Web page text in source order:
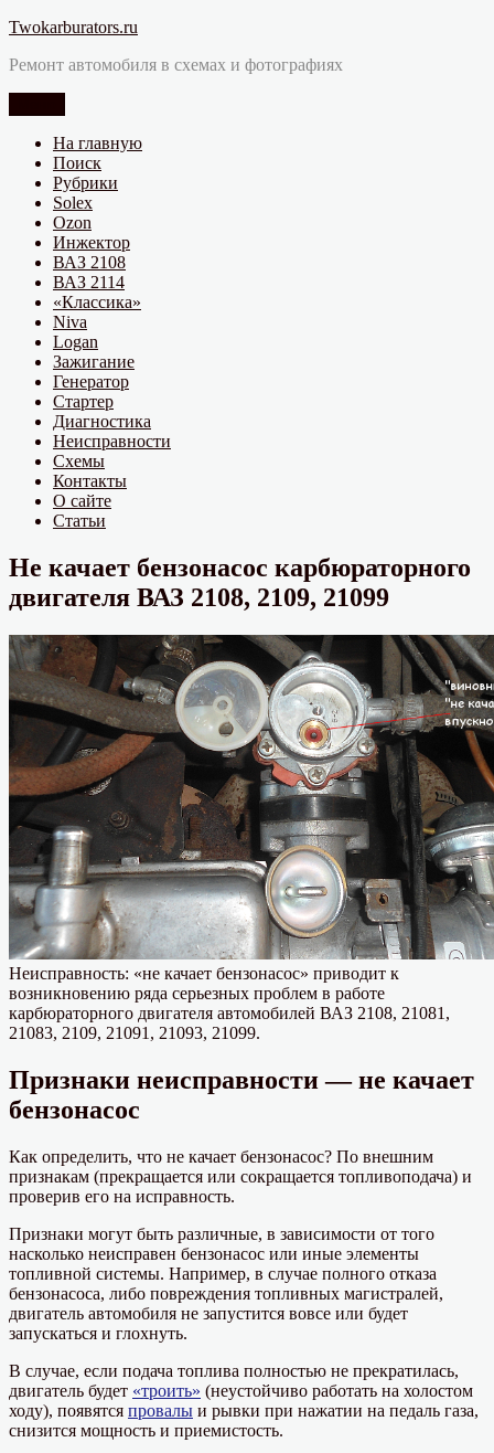
Перейти
содержимому
Twokarburators.ru
Ремонт автомобиля в схемах и фотографиях
На главную
Поиск
Рубрики
Solex
Ozon
Инжектор
ВАЗ 2108
ВАЗ 2114
«Классика»
Niva
Logan
Зажигание
Генератор
Стартер
Диагностика
Неисправности
Схемы
Контакты
О сайте
Статьи
Не качает бензонасос карбюраторного
двигателя ВАЗ 2108, 2109, 21099
Неисправность: «не качает бензонасос» приводит к
возникновению ряда серьезных проблем в работе
карбюраторного двигателя автомобилей ВАЗ 2108, 21081,
21083, 2109, 21091, 21093, 21099.
Признаки неисправности — не качает
бензонасос
Как определить, что не качает бензонасос? По внешним
признакам (прекращается или сокращается топливоподача) и
проверив его на исправность.
Признаки могут быть различные, в зависимости от того
насколько неисправен бензонасос или иные элементы
топливной системы. Например, в случае полного отказа
бензонасоса, либо повреждения топливных магистралей,
двигатель автомобиля не запустится вовсе или будет
запускаться и глохнуть.
В случае, если подача топлива полностью не прекратилась,
двигатель будет «троить» (неустойчиво работать на холостом
ходу), появятся провалы и рывки при нажатии на педаль газа,
снизится мощность и приемистость.